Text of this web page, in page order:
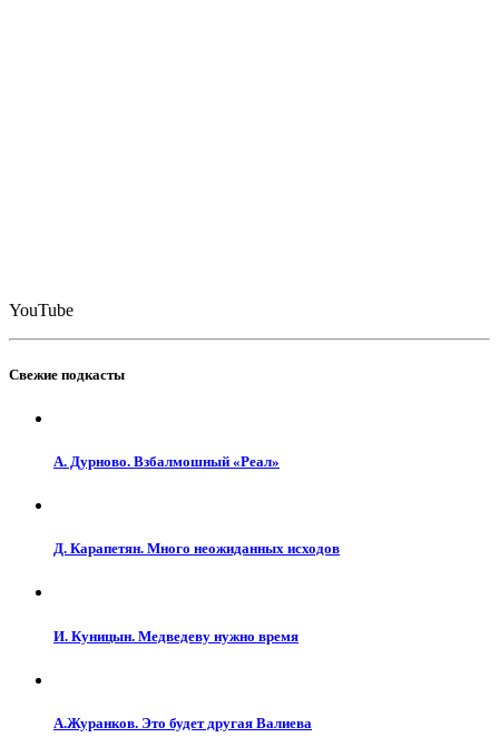
YouTube
Свежие подкасты
А. Дурново. Взбалмошный «Реал»
Д. Карапетян. Много неожиданных исходов
И. Куницын. Медведеву нужно время
А.Журанков. Это будет другая Валиева